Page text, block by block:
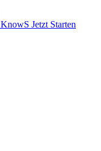
KnowS Jetzt Starten